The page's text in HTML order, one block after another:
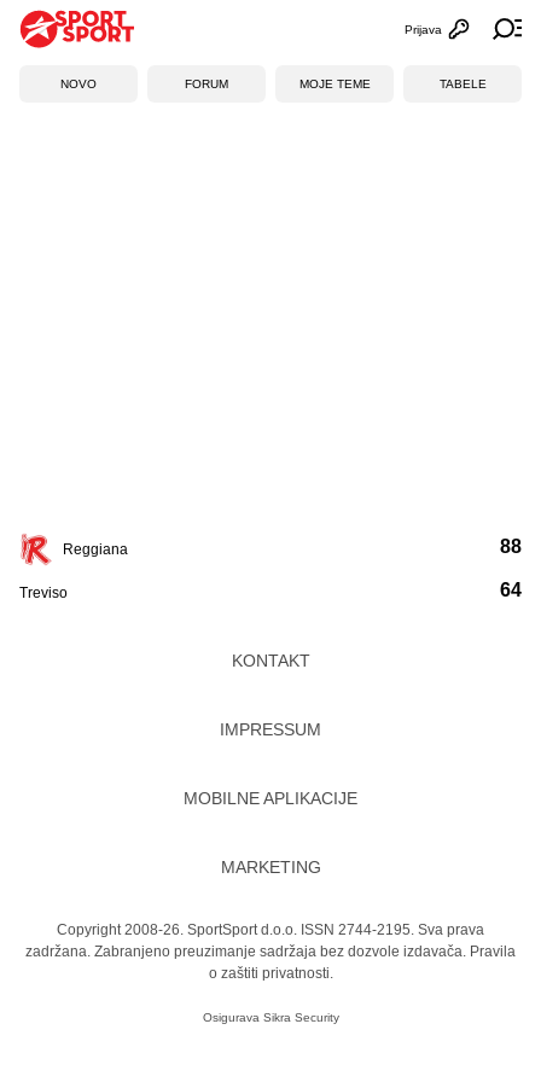
Otvori
Prijava
NOVO FORUM MOJE TEME TABELE
Reggiana
Treviso
88
64
KONTAKT
IMPRESSUM
MOBILNE APLIKACIJE
MARKETING
Copyright 2008-26. SportSport d.o.o. ISSN 2744-2195. Sva prava
zadržana. Zabranjeno preuzimanje sadržaja bez dozvole izdavača. Pravila
o zaštiti privatnosti.
Osigurava Sikra Security